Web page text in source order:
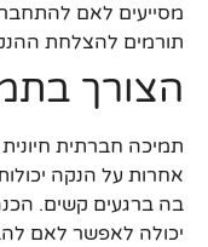
מסייעים לאם להתחבר
תורמים להצלחת
הצורך
תמיכה חברתית
אחרות על הנקה
בה ברגעים קשים.
יכולה לאפשר לאם